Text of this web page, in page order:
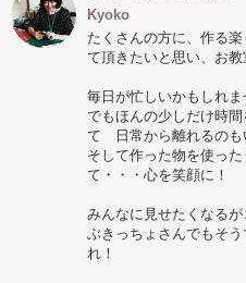
Kyoko
たくさんの方に、作る
て頂きたいと思い、お教
毎日が忙しいかもしれ
でもほんの少しだけ時
て 日常から離れるのも
そして作った物を使っ
て・・・心を笑顔に！
みんなに見せたくなるが
ぶきっちょさんでもそ
れ！